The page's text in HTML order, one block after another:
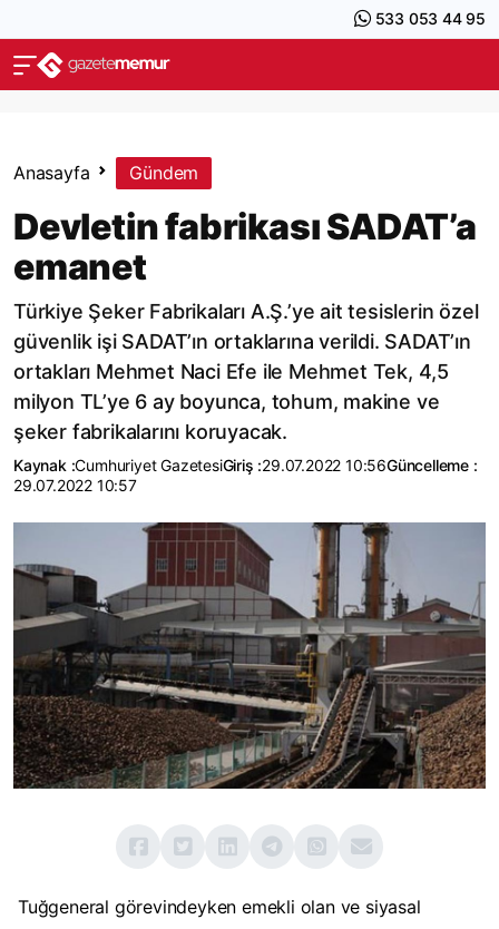
533 053 44 95
Anasayfa Gündem
Devletin fabrikası SADAT’a
emanet
Türkiye Şeker Fabrikaları A.Ş.’ye ait tesislerin özel
güvenlik işi SADAT’ın ortaklarına verildi. SADAT’ın
ortakları Mehmet Naci Efe ile Mehmet Tek, 4,5
milyon TL’ye 6 ay boyunca, tohum, makine ve
şeker fabrikalarını koruyacak.
Kaynak :Cumhuriyet GazetesiGiriş :29.07.2022 10:56Güncelleme :
29.07.2022 10:57
Tuğgeneral görevindeyken emekli olan ve siyasal